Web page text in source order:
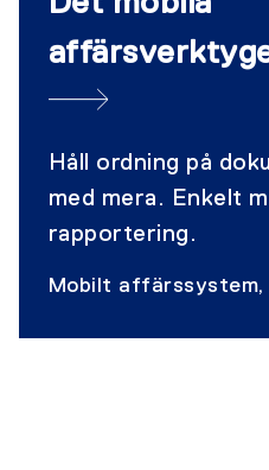
Håll ordning på
med mera. Enkelt
rapportering.
Mobilt affärssystem,